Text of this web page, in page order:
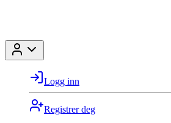
Logg inn
Registrer deg